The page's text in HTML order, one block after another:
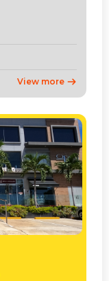
View more